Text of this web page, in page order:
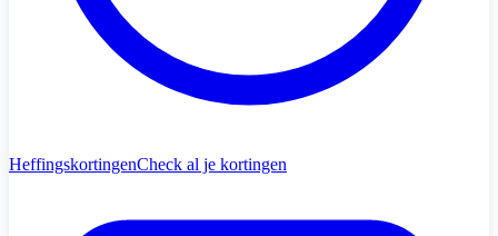
HeffingskortingenCheck al je kortingen